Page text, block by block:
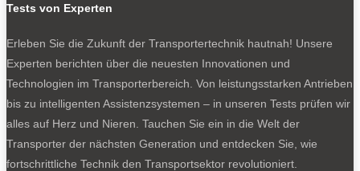
Tests von Experten
Erleben Sie die Zukunft der Transportertechnik hautnah! Unsere
Experten berichten über die neuesten Innovationen und
Technologien im Transporterbereich. Von leistungsstarken Antrieben
bis zu intelligenten Assistenzsystemen – in unseren Tests prüfen wir
alles auf Herz und Nieren. Tauchen Sie ein in die Welt der
Transporter der nächsten Generation und entdecken Sie, wie
fortschrittliche Technik den Transportsektor revolutioniert.